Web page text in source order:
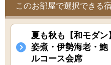
このお部屋で選択できる
夏も秋も【和モダ
姿煮・伊勢海老・
ルコース会席